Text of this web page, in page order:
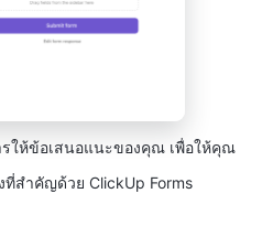
ให้ข้อเสนอแนะของคุณ เพื่อให้คุณ
ที่สำคัญด้วย ClickUp Forms